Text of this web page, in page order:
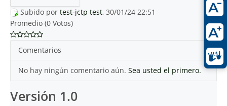
Subido por test-jctp test, 30/01/24 22:51
Promedio (0 Votos)
Comentarios
No hay ningún comentario aún. Sea usted el primero.
Versión 1.0